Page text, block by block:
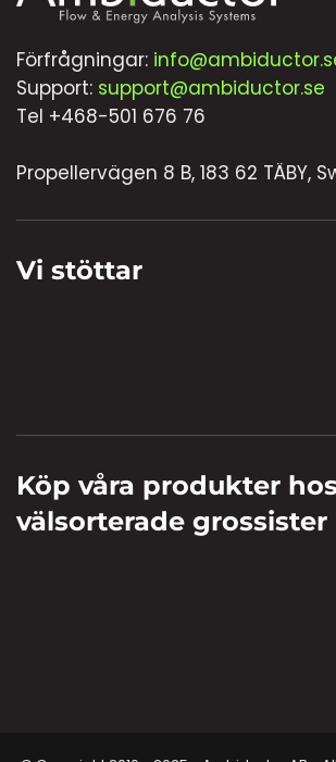
Förfrågningar:
Support: support@ambiductor.se
Tel +468-501 676 76
Propellervägen 8 B, 183 62 TÄBY,
Vi stöttar
Köp våra produkter hos
välsorterade grossister